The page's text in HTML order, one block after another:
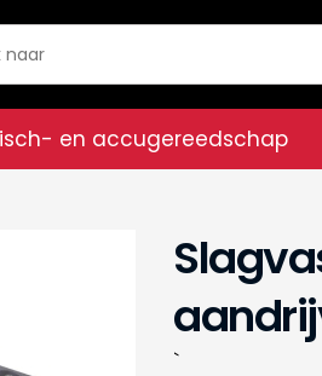
en accugereedschap
`